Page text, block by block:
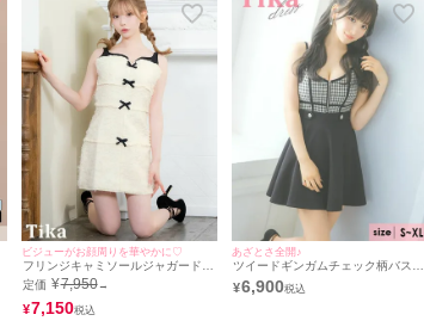
ビジューがお顔周りを華やかに♡
フリンジキャミソールジャガードリ
ボンモノトーンタイトミニドレス
(Sサイズ/Mサイズ) (若林萌々/キャ
バドレス着用) [Tika/ティカ]
定価 ¥7,950→
¥7,150
あざとさ全開♪
ツイードギンガムチェック柄バスト
ジップキャミソールフレアミニドレ
ス (Sサイズ～XLサイズ) (重川茉弥/
¥6,900